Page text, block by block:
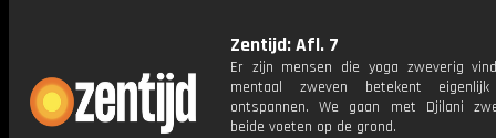
Zentijd: Afl. 7
Er zijn mensen die yoga zweverig
mentaal zweven betekent
ontspannen. We gaan met Djilani
beide voeten op de grond.